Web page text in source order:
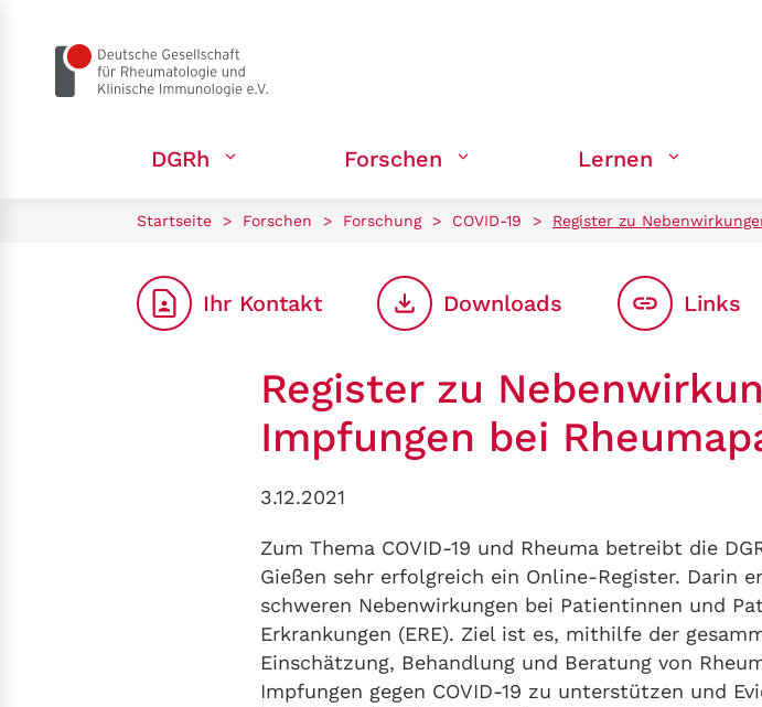
DGRh Forschen Lernen
Startseite > Forschen > Forschung > COVID-19 > Register zu
Register zu
Impfungen bei
3.12.2021
Zum Thema COVID-19 und Rheuma betreibt die
Gießen sehr erfolgreich ein Online-Register. Darin
schweren Nebenwirkungen bei Patientinnen und
Erkrankungen (ERE). Ziel ist es, mithilfe der
Einschätzung, Behandlung und Beratung von
Impfungen gegen COVID-19 zu unterstützen und
Ihr Kontakt Downloads Links